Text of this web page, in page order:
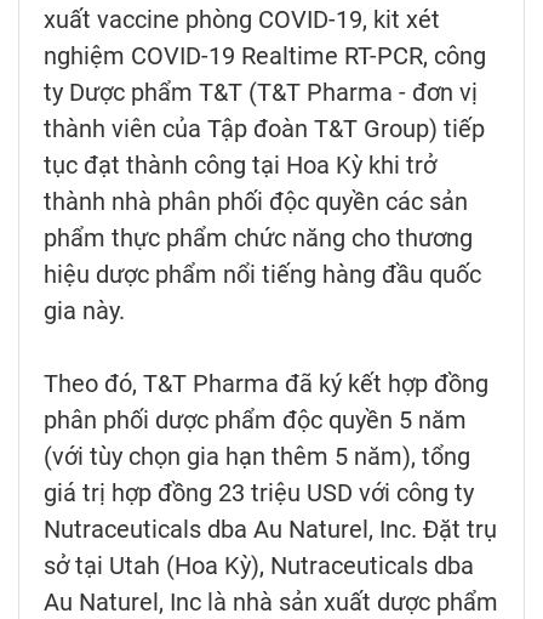
xuất vaccine phòng COVID-19, kit xét
nghiệm COVID-19 Realtime RT-PCR, công
ty Dược phẩm T&T (T&T Pharma - đơn vị
thành viên của Tập đoàn T&T Group) tiếp
tục đạt thành công tại Hoa Kỳ khi trở
thành nhà phân phối độc quyền các sản
phẩm thực phẩm chức năng cho thương
hiệu dược phẩm nổi tiếng hàng đầu quốc
gia này.
Theo đó, T&T Pharma đã ký kết hợp đồng
phân phối dược phẩm độc quyền 5 năm
(với tùy chọn gia hạn thêm 5 năm), tổng
giá trị hợp đồng 23 triệu USD với công ty
Nutraceuticals dba Au Naturel, Inc. Đặt trụ
sở tại Utah (Hoa Kỳ), Nutraceuticals dba
Au Naturel, Inc là nhà sản xuất dược phẩm